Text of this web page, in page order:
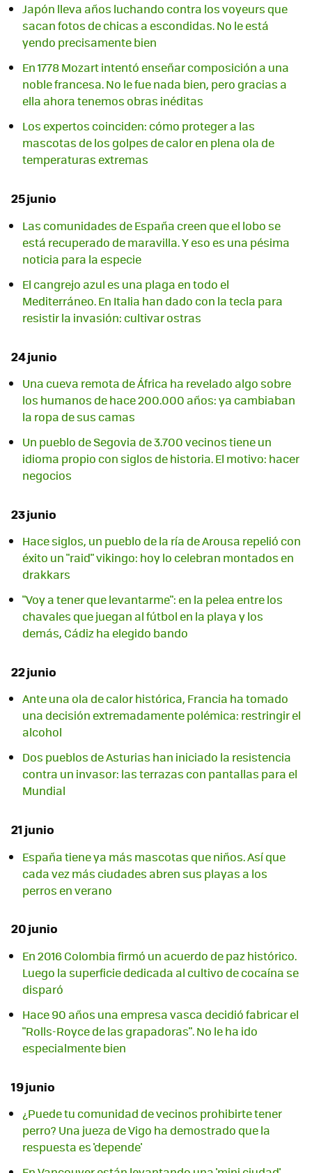
Japón lleva años luchando contra los voyeurs que
sacan fotos de chicas a escondidas. No le está
yendo precisamente bien
En 1778 Mozart intentó enseñar composición a una
noble francesa. No le fue nada bien, pero gracias a
ella ahora tenemos obras inéditas
Los expertos coinciden: cómo proteger a las
mascotas de los golpes de calor en plena ola de
temperaturas extremas
25 junio
Las comunidades de España creen que el lobo se
está recuperado de maravilla. Y eso es una pésima
noticia para la especie
El cangrejo azul es una plaga en todo el
Mediterráneo. En Italia han dado con la tecla para
resistir la invasión: cultivar ostras
24 junio
Una cueva remota de África ha revelado algo sobre
los humanos de hace 200.000 años: ya cambiaban
la ropa de sus camas
Un pueblo de Segovia de 3.700 vecinos tiene un
idioma propio con siglos de historia. El motivo: hacer
negocios
23 junio
Hace siglos, un pueblo de la ría de Arousa repelió con
éxito un "raid" vikingo: hoy lo celebran montados en
drakkars
"Voy a tener que levantarme": en la pelea entre los
chavales que juegan al fútbol en la playa y los
demás, Cádiz ha elegido bando
22 junio
Ante una ola de calor histórica, Francia ha tomado
una decisión extremadamente polémica: restringir el
alcohol
Dos pueblos de Asturias han iniciado la resistencia
contra un invasor: las terrazas con pantallas para el
Mundial
21 junio
España tiene ya más mascotas que niños. Así que
cada vez más ciudades abren sus playas a los
perros en verano
20 junio
En 2016 Colombia firmó un acuerdo de paz histórico.
Luego la superficie dedicada al cultivo de cocaína se
disparó
Hace 90 años una empresa vasca decidió fabricar el
"Rolls-Royce de las grapadoras". No le ha ido
especialmente bien
19 junio
¿Puede tu comunidad de vecinos prohibirte tener
perro? Una jueza de Vigo ha demostrado que la
respuesta es 'depende'